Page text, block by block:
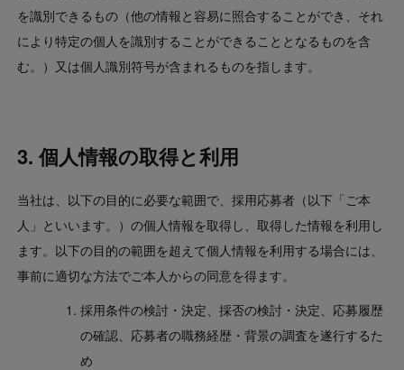
を識別できるもの（他の情報と容易に照合することができ、それ
により特定の個人を識別することができることとなるものを含
む。）又は個人識別符号が含まれるものを指します。
3. 個人情報の取得と利用
当社は、以下の目的に必要な範囲で、採用応募者（以下「ご本
人」といいます。）の個⼈情報を取得し、取得した情報を利用し
ます。以下の⽬的の範囲を超えて個⼈情報を利⽤する場合には、
事前に適切な⽅法でご本人からの同意を得ます。
採用条件の検討・決定、採否の検討・決定、応募履歴
の確認、応募者の職務経歴・背景の調査を遂行するた
め